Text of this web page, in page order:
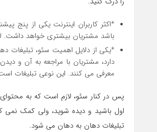
*اکثر کاربران اینترنت یکی از پنج
باشد مشتریان بیشتری خواهد داشت.
*یکی از دلایل اهمیت سئو، تبلیغات
دارد، مشتریان با مراجعه به آن و
معرفی می کنند. این نوعی تبلیغات
پس در کنار سئو، لازم است که به
اول باشید و دیده شوید، ولی کمک نمی
تبلیغات دهان به دهان می شود.